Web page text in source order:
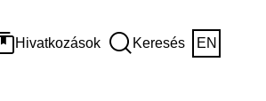
Hivatkozások Keresés EN